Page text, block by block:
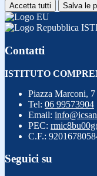
Accetta tutti Salva le
Contatti
ISTITUTO
Piazza Marconi,
Tel: 06 99573904
Email:
PEC:
C.F.:
Seguici su